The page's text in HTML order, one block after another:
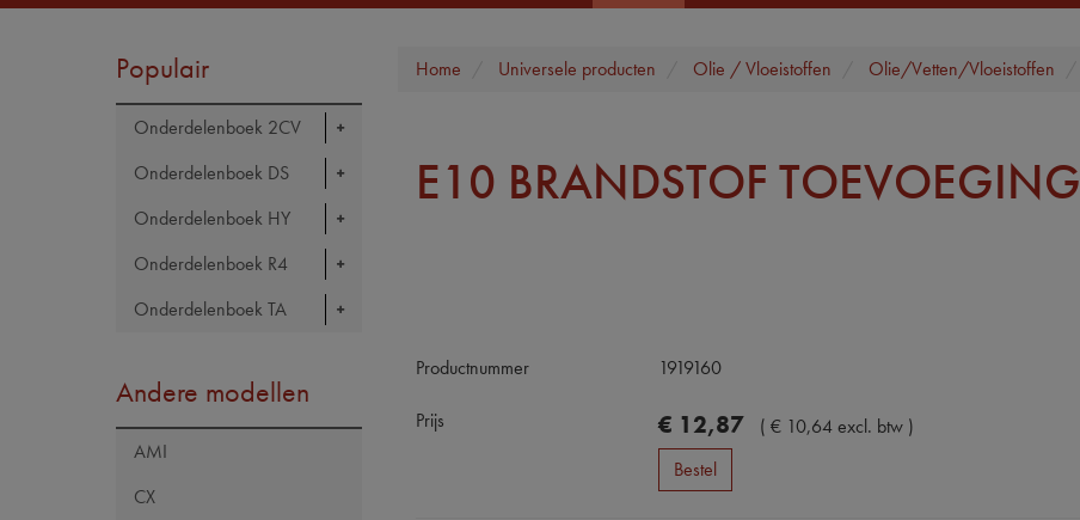
Populair
Onderdelenboek 2CV
Onderdelenboek DS
Onderdelenboek HY
Onderdelenboek R4
Onderdelenboek TA
Andere modellen
AMI
CX
Home Universele producten Olie / Vloeistoffen Olie/Vetten/Vloeistoffen
E10 BRANDSTOF TOEVOEGING
Productnummer 1919160
Prijs € 12,87 (€ 10,64excl. btw )
Bestel